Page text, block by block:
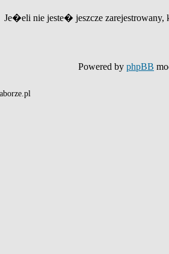
Je�eli nie jeste� jeszcze
Powered by phpBB